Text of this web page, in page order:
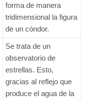
forma de manera
tridimensional la figura
de un cóndor.
Se trata de un
observatorio de
estrellas. Esto,
gracias al reflejo que
produce el agua de la